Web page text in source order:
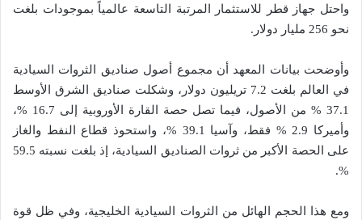
واحتل جهاز قطر للاستثمار المرتبة التاسعة عالمياً بموجودات بلغت
نحو 256 مليار دولار.
وأوضحت بيانات المعهد أن مجموع أصول صناديق الثروات السيادية
في العالم بلغت 7.2 تريليون دولار، وشكلت صناديق الشرق الأوسط
37.1 % من الأصول، فيما تصل حصة القارة الأوروبية إلى 16.7 %،
وأميركا 2.9 % فقط، وآسيا 39.1 %، واستحوذ قطاع النفط والغاز
على الحصة الأكبر من ثروات الصناديق السيادية، إذ بلغت نسبته 59.5
%.
ومع هذا الحجم الهائل من الثروات السيادية الخليجية، وفي ظل قوة